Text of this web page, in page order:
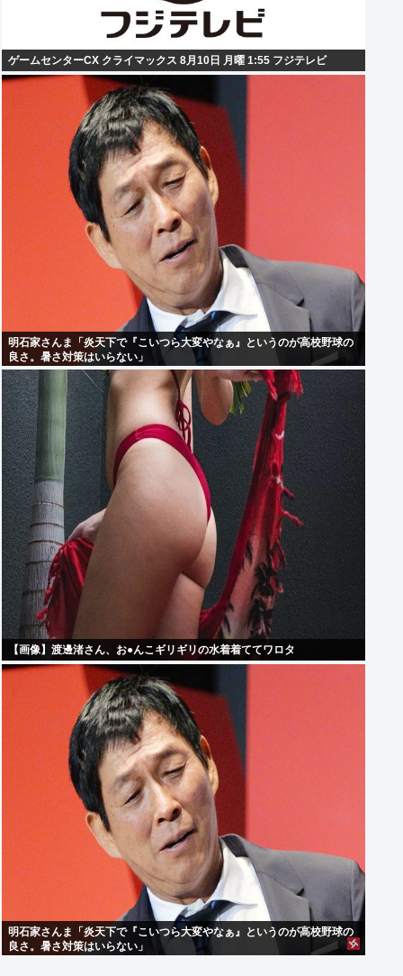
ゲームセンターCX クライマックス 8月10日 月曜 1:55 フジテレビ
明石家さんま「炎天下で『こいつら大変やなぁ』というのが高校野球の
良さ。暑さ対策はいらない」
【画像】渡邊渚さん、お●んこギリギリの水着着ててワロタ
明石家さんま「炎天下で『こいつら大変やなぁ』というのが高校野球の
良さ。暑さ対策はいらない」